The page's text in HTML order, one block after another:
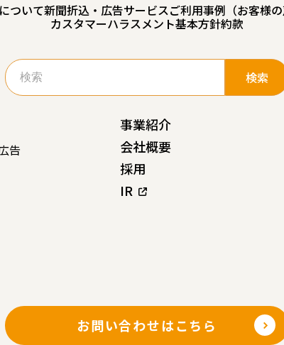
ついて新聞折込・広告サービスご利用事例（お客様の
カスタマーハラスメント基本方針約款
検
索:
告
事業紹介
会社概要
採用
IR
お問い合わせはこちら